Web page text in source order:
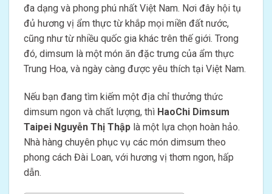
đa dạng và phong phú nhất Việt Nam. Nơi đây hội tụ
đủ hương vị ẩm thực từ khắp mọi miền đất nước,
cũng như từ nhiều quốc gia khác trên thế giới. Trong
đó, dimsum là một món ăn đặc trưng của ẩm thực
Trung Hoa, và ngày càng được yêu thích tại Việt Nam.
Nếu bạn đang tìm kiếm một địa chỉ thưởng thức
dimsum ngon và chất lượng, thì HaoChi Dimsum
Taipei Nguyễn Thị Thập là một lựa chọn hoàn hảo.
Nhà hàng chuyên phục vụ các món dimsum theo
phong cách Đài Loan, với hương vị thơm ngon, hấp
dẫn.